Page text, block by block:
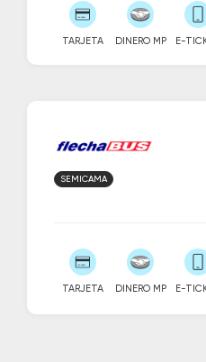
TARJETA DINERO MP E-
SEMICAMA
TARJETA DINERO MP E-